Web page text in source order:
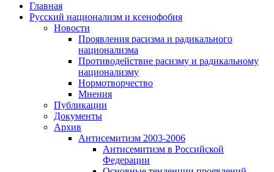
Главная
Русский национализм и ксенофобия
Новости
Проявления расизма и радикального
национализма
Противодействие расизму и радикальному
национализму
Нормотворчество
Мнения
Публикации
Документы
Архив
Антисемитизм 2003-2006
Антисемитизм в Российской
Федерации